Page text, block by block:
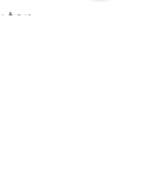
ton